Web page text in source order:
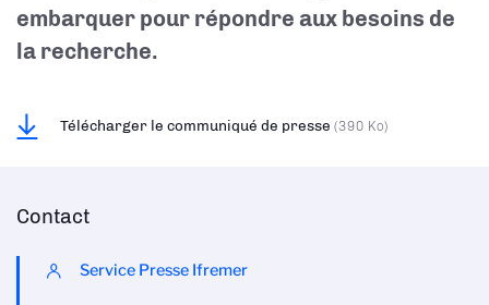
embarquer pour répondre aux besoins de
la recherche.
Télécharger le communiqué de presse (390 Ko)
Contact
Service Presse Ifremer